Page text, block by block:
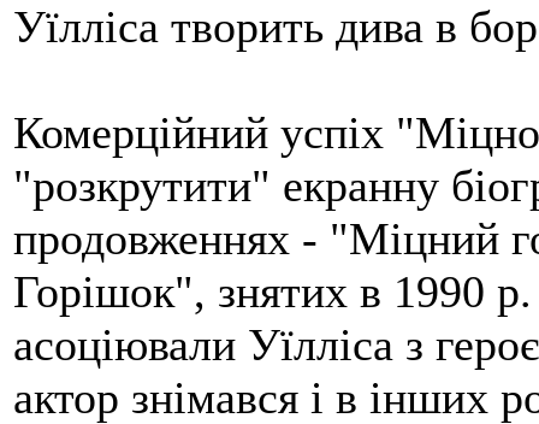
Уїлліса творить дива в
Комерційний успіх
"розкрутити" екранну
продовженнях - "Міцний
Горішок", знятих в 1990 р.
асоціювали Уїлліса з
актор знімався і в інших